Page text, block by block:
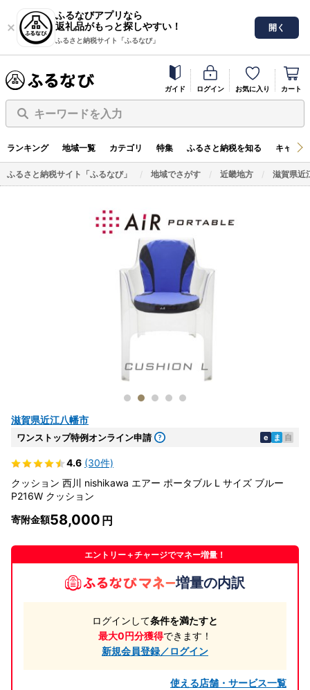
ふるなびアプリなら
返礼品がもっと探しやすい！
ふるさと納税サイト「ふるなび」
開く
ガイド ログイン お気に入り カート
キーワードを入力
ランキング 地域一覧 カテゴリ 特集 ふるさと納税を知る キャン
ふるさと納税サイト「ふるなび」 地域でさがす 近畿地方 滋賀県近
滋賀県近江八幡市
ワンストップ特例オンライン申請 e ま 自
4.6 (30件)
クッション 西川 nishikawa エアー ポータブル L サイズ ブルー
P216W クッション
寄附金額58,000
エントリー＋チャージでマネー増量！
増量の内訳
ログインして条件を満たすと
最大0円分獲得できます！
新規会員登録／ログイン
使える店舗・サービス一覧